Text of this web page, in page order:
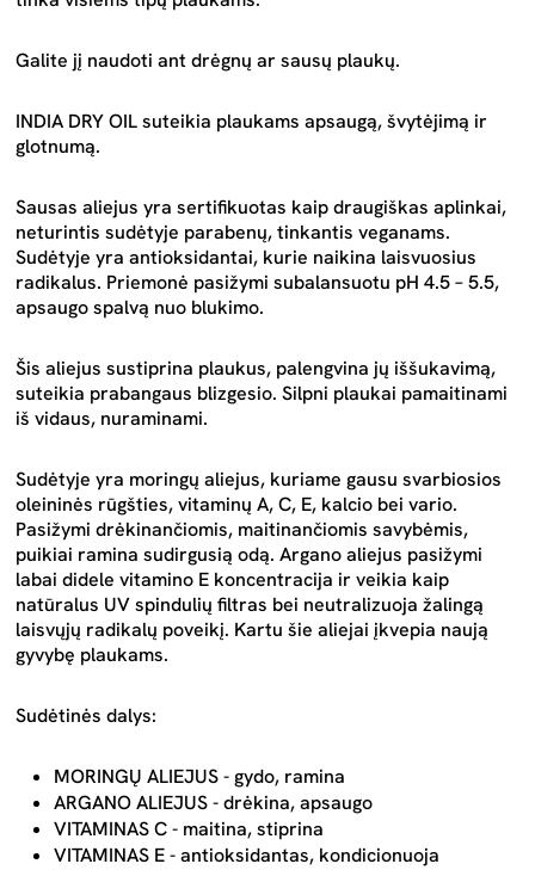
Galite jį naudoti ant drėgnų ar sausų plaukų.
INDIA DRY OIL suteikia plaukams apsaugą, švytėjimą ir
glotnumą.
Sausas aliejus yra sertifikuotas kaip draugiškas aplinkai,
neturintis sudėtyje parabenų, tinkantis veganams.
Sudėtyje yra antioksidantai, kurie naikina laisvuosius
radikalus. Priemonė pasižymi subalansuotu pH 4.5 – 5.5,
apsaugo spalvą nuo blukimo.
Šis aliejus sustiprina plaukus, palengvina jų iššukavimą,
suteikia prabangaus blizgesio. Silpni plaukai pamaitinami
iš vidaus, nuraminami.
Sudėtyje yra moringų aliejus, kuriame gausu svarbiosios
oleininės rūgšties, vitaminų A, C, E, kalcio bei vario.
Pasižymi drėkinančiomis, maitinančiomis savybėmis,
puikiai ramina sudirgusią odą. Argano aliejus pasižymi
labai didele vitamino E koncentracija ir veikia kaip
natūralus UV spindulių filtras bei neutralizuoja žalingą
laisvųjų radikalų poveikį. Kartu šie aliejai įkvepia naują
gyvybę plaukams.
Sudėtinės dalys:
MORINGŲ ALIEJUS - gydo, ramina
ARGANO ALIEJUS - drėkina, apsaugo
VITAMINAS C - maitina, stiprina
VITAMINAS E - antioksidantas, kondicionuoja